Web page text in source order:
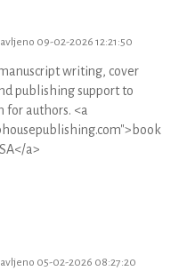
09-02-2026 12:21:50
writing, cover
publishing support to
for authors. <a
a>
05-02-2026 08:27:20